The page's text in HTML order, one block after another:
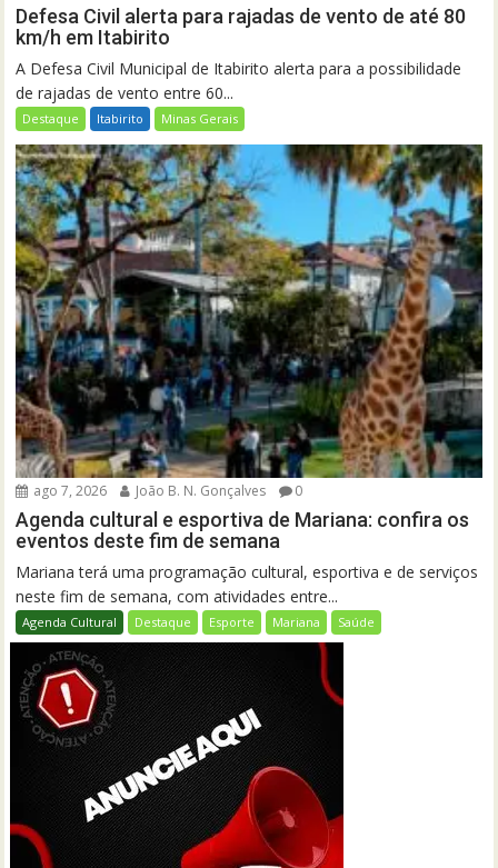
Defesa Civil alerta para rajadas de vento de até 80
km/h em Itabirito
A Defesa Civil Municipal de Itabirito alerta para a possibilidade
de rajadas de vento entre 60...
Destaque Itabirito Minas Gerais
ago 7, 2026 João B. N. Gonçalves 0
Agenda cultural e esportiva de Mariana: confira os
eventos deste fim de semana
Mariana terá uma programação cultural, esportiva e de serviços
neste fim de semana, com atividades entre...
Agenda Cultural Destaque Esporte Mariana Saúde